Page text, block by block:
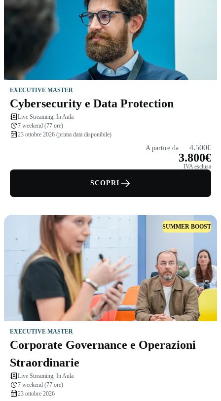
EXECUTIVE MASTER
Cybersecurity e Data Protection
Live Streaming, In Aula
7 weekend (77 ore)
23 ottobre 2026 (prima data disponibile)
A partire da 4.500€
3.800€
IVA esclusa
SCOPRI
SUMMER BOOST
EXECUTIVE MASTER
Corporate Governance e Operazioni
Straordinarie
Live Streaming, In Aula
7 weekend (77 ore)
23 ottobre 2026